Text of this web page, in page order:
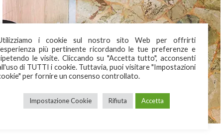
i cookie sul nostro sito Web per offrirti
più pertinente ricordando le tue preferenze e
le visite. Cliccando su "Accetta tutto", acconsenti
di TUTTI i cookie. Tuttavia, puoi visitare "Impostazioni
per fornire un consenso controllato.
Impostazione Cookie Rifiuta Accetta